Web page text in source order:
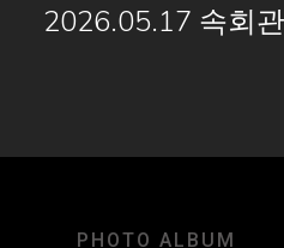
2026.05.17 속회
PHOTO ALBUM